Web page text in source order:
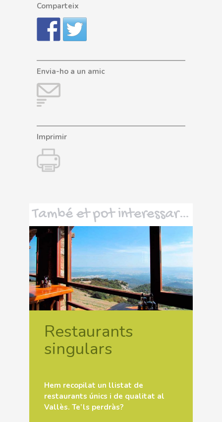
Comparteix
Envia-ho a un amic
Imprimir
També et pot interessar…
Restaurants
singulars
Hem recopilat un llistat de
restaurants únics i de qualitat al
Vallès. Te’ls perdràs?